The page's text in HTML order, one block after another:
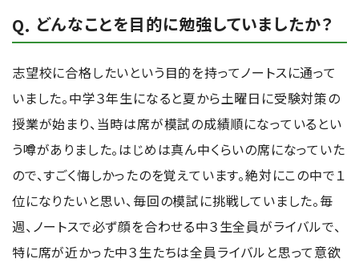
どんなことを目的に勉強していましたか？
志望校に合格したいという目的を持ってノートスに通って
いました。中学３年生になると夏から土曜日に受験対策の
授業が始まり、当時は席が模試の成績順になっているとい
う噂がありました。はじめは真ん中くらいの席になっていた
ので、すごく悔しかったのを覚えています。絶対にこの中で１
位になりたいと思い、毎回の模試に挑戦していました。毎
週、ノートスで必ず顔を合わせる中３生全員がライバルで、
特に席が近かった中３生たちは全員ライバルと思って意欲